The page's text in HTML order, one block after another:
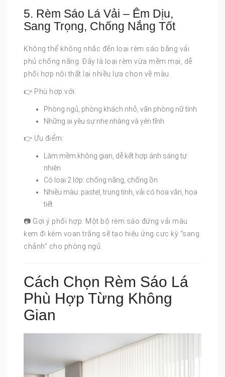
5. Rèm Sáo Lá Vải – Êm Dịu,
Sang Trọng, Chống Nắng Tốt
Không thể không nhắc đến loại rèm sáo bằng vải
phủ chống nắng. Đây là loại rèm vừa mềm mại, dễ
phối hợp nội thất lại nhiều lựa chọn về màu.
👉 Phù hợp với:
Phòng ngủ, phòng khách nhỏ, văn phòng nữ tính
Những ai yêu sự nhẹ nhàng và yên tĩnh
👉 Ưu điểm:
Làm mềm không gian, dễ kết hợp ánh sáng tự
nhiên
Có loại 2 lớp: chống nắng, chống ồn
Nhiều màu: pastel, trung tính, vải có hoa văn, họa
tiết
📷 Gợi ý phối hợp: Một bộ rèm sáo đứng vải màu
kem đi kèm voan trắng sẽ tạo hiệu ứng cực kỳ “sang
chảnh” cho phòng ngủ.
Cách Chọn Rèm Sáo Lá
Phù Hợp Từng Không
Gian